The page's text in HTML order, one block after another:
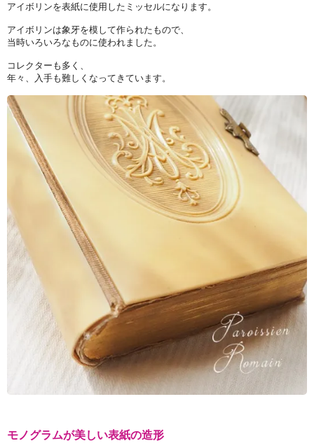
アイボリンを表紙に使用したミッセルになります。
アイボリンは象牙を模して作られたもので、
当時いろいろなものに使われました。
コレクターも多く、
年々、入手も難しくなってきています。
モノグラムが美しい表紙の造形